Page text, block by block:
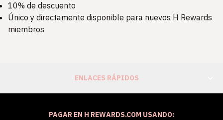
10% de descuento
Único y directamente disponible para nuevos H Rewards
miembros
ENLACES RÁPIDOS
PAGAR EN H REWARDS.COM USANDO: